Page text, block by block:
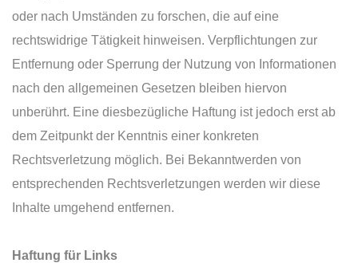
oder nach Umständen zu forschen, die auf eine
rechtswidrige Tätigkeit hinweisen. Verpflichtungen zur
Entfernung oder Sperrung der Nutzung von Informationen
nach den allgemeinen Gesetzen bleiben hiervon
unberührt. Eine diesbezügliche Haftung ist jedoch erst ab
dem Zeitpunkt der Kenntnis einer konkreten
Rechtsverletzung möglich. Bei Bekanntwerden von
entsprechenden Rechtsverletzungen werden wir diese
Inhalte umgehend entfernen.
Haftung für Links